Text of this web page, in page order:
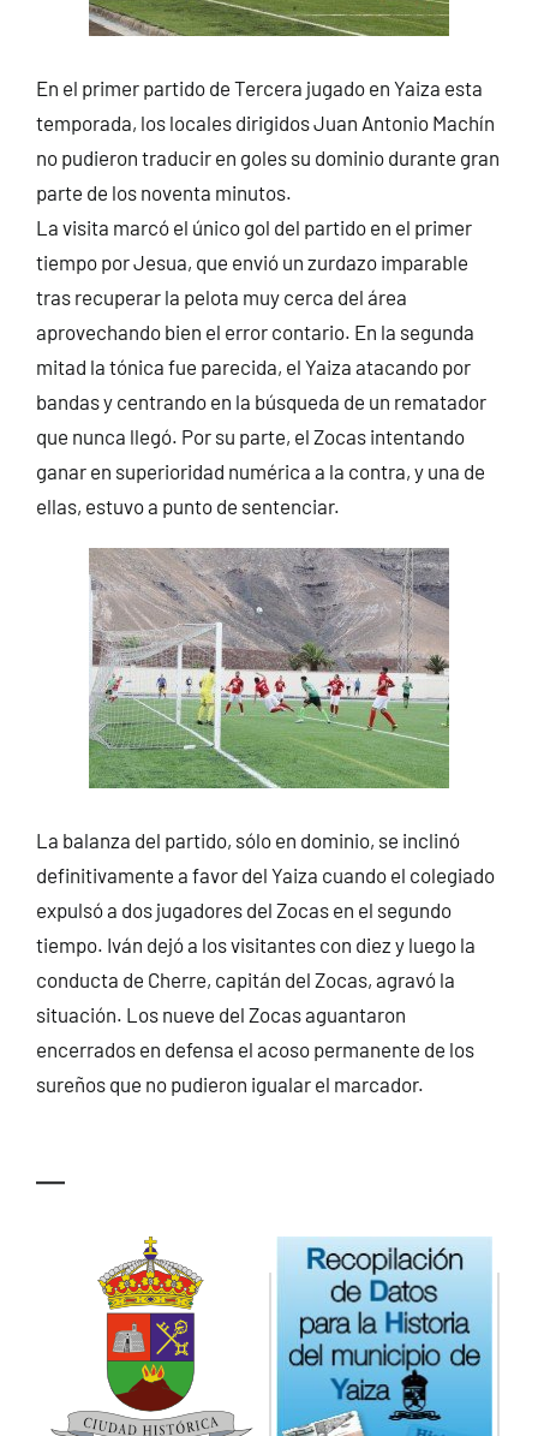
En el primer partido de Tercera jugado en Yaiza esta
temporada, los locales dirigidos Juan Antonio Machín
no pudieron traducir en goles su dominio durante gran
parte de los noventa minutos.
La visita marcó el único gol del partido en el primer
tiempo por Jesua, que envió un zurdazo imparable
tras recuperar la pelota muy cerca del área
aprovechando bien el error contario. En la segunda
mitad la tónica fue parecida, el Yaiza atacando por
bandas y centrando en la búsqueda de un rematador
que nunca llegó. Por su parte, el Zocas intentando
ganar en superioridad numérica a la contra, y una de
ellas, estuvo a punto de sentenciar.
La balanza del partido, sólo en dominio, se inclinó
definitivamente a favor del Yaiza cuando el colegiado
expulsó a dos jugadores del Zocas en el segundo
tiempo. Iván dejó a los visitantes con diez y luego la
conducta de Cherre, capitán del Zocas, agravó la
situación. Los nueve del Zocas aguantaron
encerrados en defensa el acoso permanente de los
sureños que no pudieron igualar el marcador.
—